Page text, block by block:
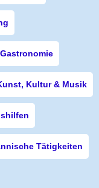
Kultur & Musik
Tätigkeiten